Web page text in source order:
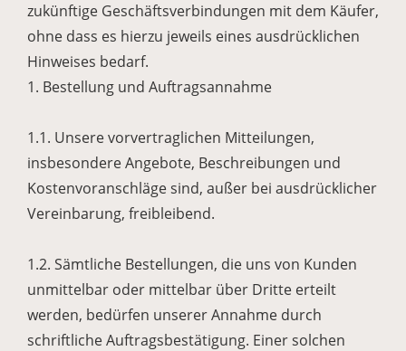
zukünftige Geschäftsverbindungen mit dem Käufer,
ohne dass es hierzu jeweils eines ausdrücklichen
Hinweises bedarf.
1. Bestellung und Auftragsannahme
1.1. Unsere vorvertraglichen Mitteilungen,
insbesondere Angebote, Beschreibungen und
Kostenvoranschläge sind, außer bei ausdrücklicher
Vereinbarung, freibleibend.
1.2. Sämtliche Bestellungen, die uns von Kunden
unmittelbar oder mittelbar über Dritte erteilt
werden, bedürfen unserer Annahme durch
schriftliche Auftragsbestätigung. Einer solchen